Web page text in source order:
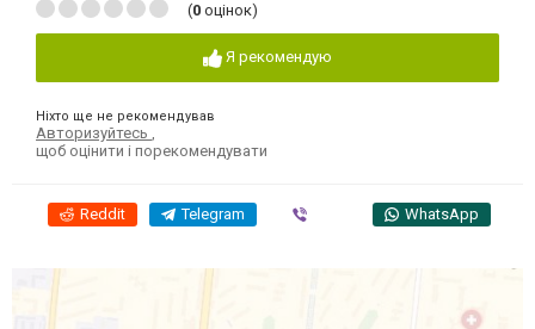
(0 оцінок)
Я рекомендую
Ніхто ще не рекомендував
Авторизуйтесь
щоб оцінити і порекомендувати
Reddit Telegram WhatsApp